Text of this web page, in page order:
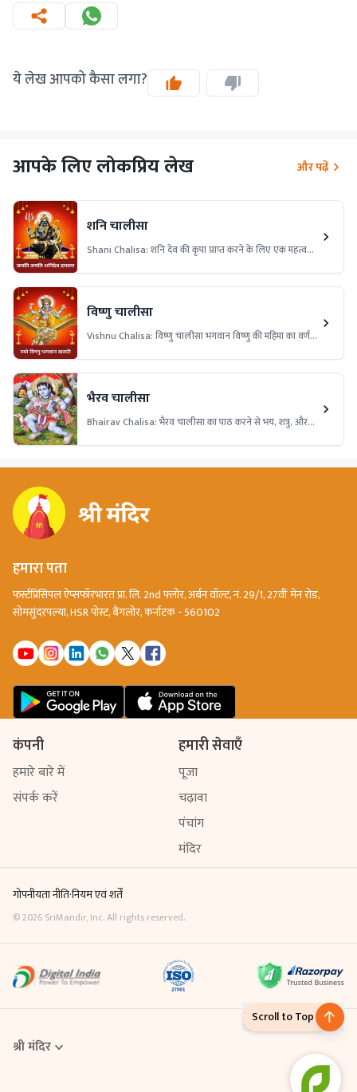
ये लेख आपको कैसा लगा?
आपके लिए लोकप्रिय लेख और पढ़ें
शनि चालीसा
Shani Chalisa: शनि देव की कृपा प्राप्त करने के लिए एक महत्वपूर्ण
दुष्प्रभावों से मुक्ति मिलती है।
विष्णु चालीसा
Vishnu Chalisa: विष्णु चालीसा भगवान विष्णु की महिमा का वर्णन
है। विष्णु चालीसा का नियमित पाठ करने से मन की शांति, नकारात्मक
भैरव चालीसा
Bhairav ​​Chalisa: भैरव चालीसा का पाठ करने से भय, शत्रु, और
आत्मविश्वास और सुरक्षा प्रदान करती है। इसका नियमित पाठ संकटों से
मुक्ति और मानसिक शांति दिलाता है।
हमारा पता
फर्स्टप्रिंसिपल ऐप्सफॉरभारत प्रा. लि. 2nd फ्लोर, अर्बन वॉल्ट, नं. 29/1, 27वीं मेन रोड,
सोमसुंदरपल्या, HSR पोस्ट, बैंगलोर, कर्नाटक - 560102
कंपनी
हमारे बारे में
संपर्क करें
हमारी सेवाएँ
पूजा
चढ़ावा
पंचांग
मंदिर
गोपनीयता नीति·नियम एवं शर्तें
©2026 SriMandir, Inc. All rights reserved.
श्री मंदिर
Online Puja एक डिजिटल सेवा है, जिसके माध्यम से आप घर बैठे ही मंदिर में विधि-
Scroll to Top